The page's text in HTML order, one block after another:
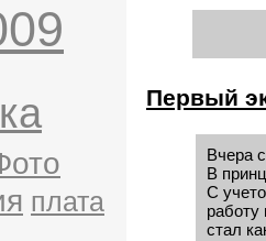
плата
Первый
Вчера
В
С
работу
стал